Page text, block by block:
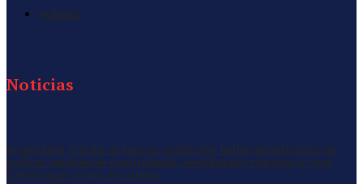
Politica
Noticias
Argentina frente al nuevo estándar latinoamericano en
pollos: ambiente controlado, ventilación mínima y una
cama que ya no es cama